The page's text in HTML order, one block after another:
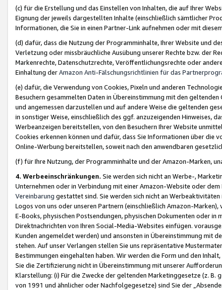
(c) für die Erstellung und das Einstellen von Inhalten, die auf Ihrer
Eignung der jeweils dargestellten Inhalte (einschließlich sämtlicher
Informationen, die Sie in einen Partner-Link aufnehmen oder mit
(d) dafür, dass die Nutzung der Programminhalte, Ihrer Website und
Verletzung oder missbräuchliche Ausübung unserer Rechte bzw. der
Markenrechte, Datenschutzrechte, Veröffentlichungsrechte oder
Einhaltung derAmazon Anti-Fälschungsrichtlinien für das
(e) dafür, die Verwendung von Cookies, Pixeln und anderen
Besuchern gesammelten Daten in Übereinstimmung mit den
und angemessen darzustellen und auf andere Weise die geltenden
in sonstiger Weise, einschließlich des ggf. anzuzeigenden Hinweises,
Werbeanzeigen bereitstellen, von den Besuchern Ihrer Website
Cookies erkennen können und dafür, dass Sie Informationen über die
Online-Werbung bereitstellen, soweit nach den anwendbaren
(f) für Ihre Nutzung, der Programminhalte und der Amazon-Marken,
4. Werbeeinschränkungen. Sie werden sich nicht an Werbe-,
Unternehmen oder in Verbindung mit einer Amazon-Website oder
Vereinbarung gestattet sind. Sie werden sich nicht an
Logos von uns oder unseren Partnern (einschließlich Amazon-
E-Books, physischen Postsendungen, physischen Dokumenten oder in
Direktnachrichten von Ihren Social-Media-Websites einfügen.
Kunden angemeldet werden) und ansonsten in Übereinstimmung mit
stehen. Auf unser Verlangen stellen Sie uns repräsentative
Bestimmungen eingehalten haben. Wir werden die Form und den
Sie die Zertifizierung nicht in Übereinstimmung mit unserer
Klarstellung: (i) Für die Zwecke der geltenden Marketinggesetze (z. B.
von 1991 und ähnlicher oder Nachfolgegesetze) sind Sie der